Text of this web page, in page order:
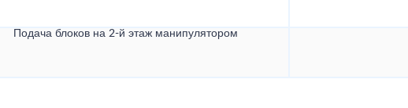
Подача блоков на 2-й этаж манипулятором